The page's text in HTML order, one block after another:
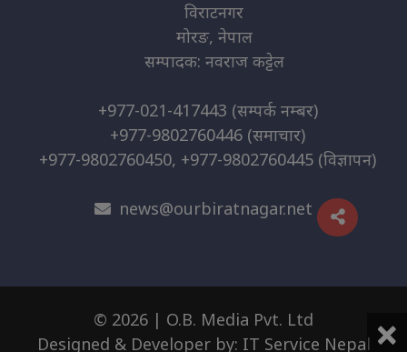
विराटनगर
मोरङ, नेपाल
सम्पादक: नवराज कट्टेल
+977-021-417443 (सम्पर्क नम्बर)
+977-9802760446 (समाचार)
+977-9802760450, +977-9802760445 (विज्ञापन)
news@ourbiratnagar.net
© 2026 | O.B. Media Pvt. Ltd
Designed & Developer by: IT Service Nepal ×